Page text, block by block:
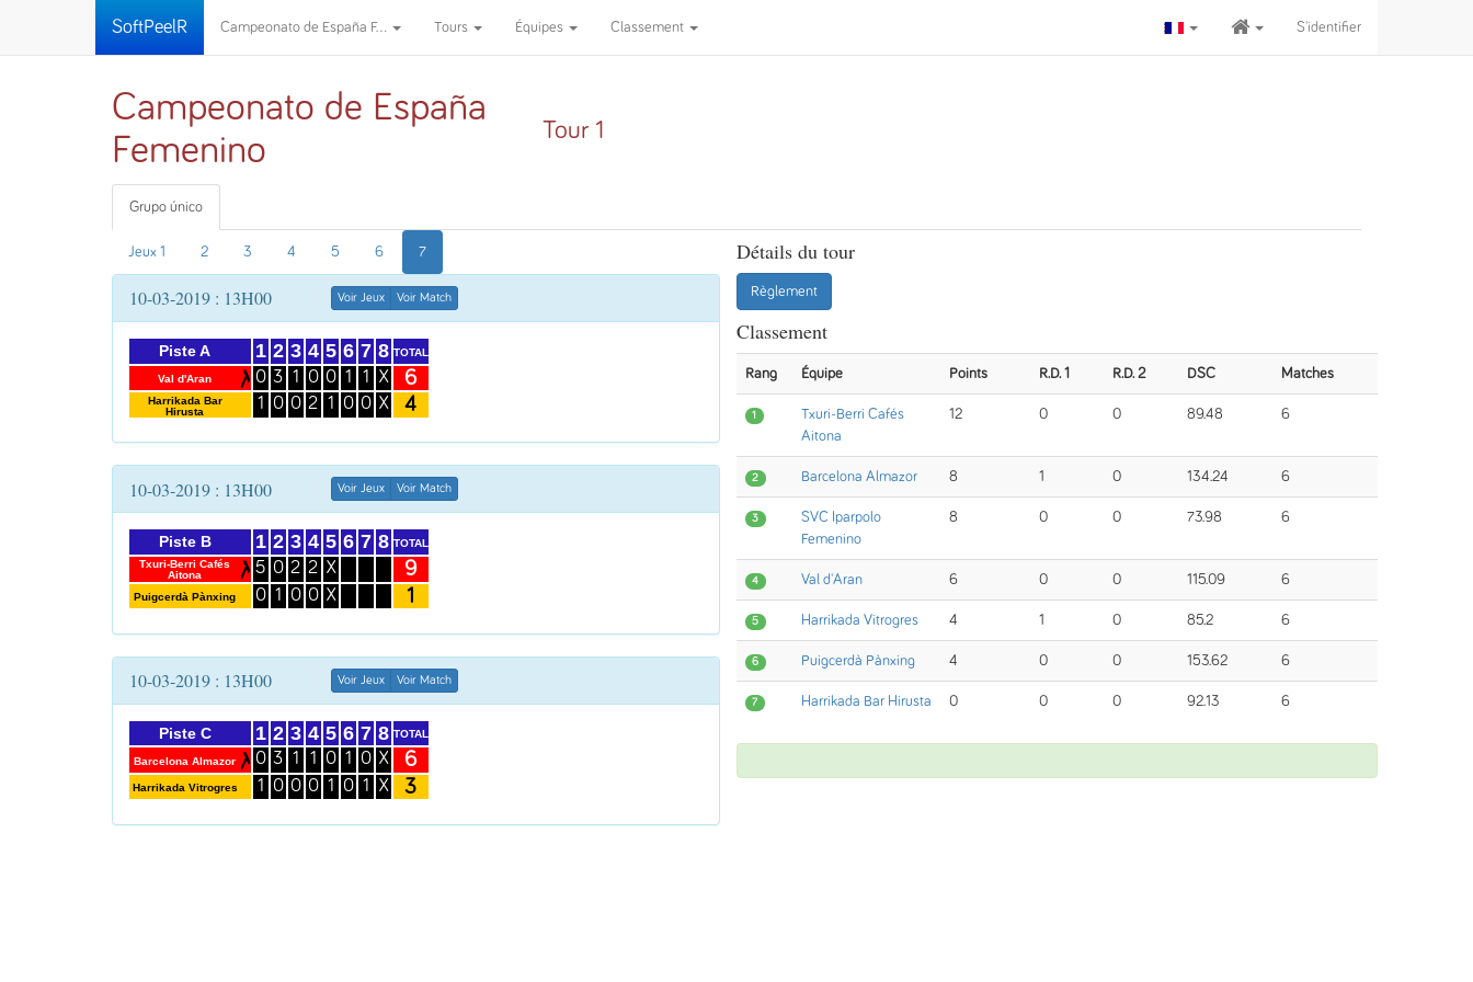
SoftPeelR Campeonato de España F... Tours Équipes Classement S'identifier
Campeonato de España
Femenino
Tour 1
Grupo único
Jeux 1 2 3 4 5 6 7
10-03-2019 : 13H00 Voir Jeux Voir Match
Piste A
Val d'Aran
Harrikada Bar
Hirusta
1
0
1
2
3
0
3
1
0
4
0
2
5
0
1
6
1
0
7
1
0
8
X
X
TOTAL
6
4
10-03-2019 : 13H00 Voir Jeux Voir Match
Piste B
Txuri-Berri Cafés
Aitona
Puigcerdà Pànxing
1
5
0
2
0
1
3
2
0
4
2
0
5
X
X
6 7 8 TOTAL
9
1
10-03-2019 : 13H00 Voir Jeux Voir Match
Piste C
Barcelona Almazor
Harrikada Vitrogres
1
0
1
2
3
0
3
1
0
4
1
0
5
0
1
6
1
0
7
0
1
8
X
X
TOTAL
6
3
Détails du tour
Règlement
Classement
Rang Équipe Points R.D. 1 R.D. 2 DSC Matches
1
Txuri-Berri Cafés
Aitona
12 0 0 89.48 6
2 Barcelona Almazor 8 1 0 134.24 6
3
SVC Iparpolo
Femenino
8 0 0 73.98 6
4 Val d'Aran 6 0 0 115.09 6
5 Harrikada Vitrogres 4 1 0 85.2 6
6 Puigcerdà Pànxing 4 0 0 153.62 6
7 Harrikada Bar Hirusta 0 0 0 92.13 6